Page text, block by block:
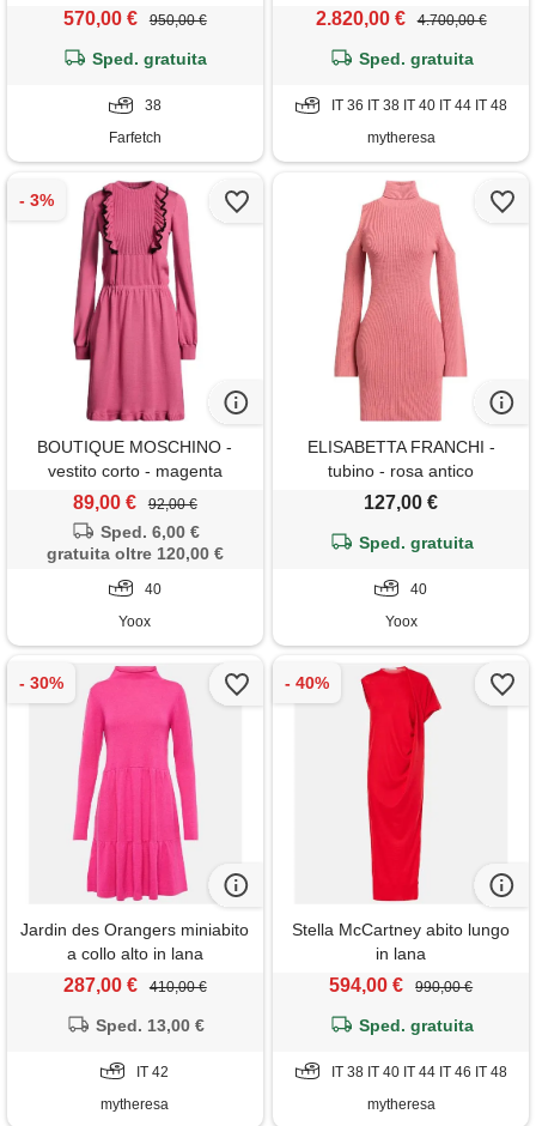
570,00 € 950,00 €
Sped. gratuita
38
Farfetch
2.820,00 € 4.700,00 €
Sped. gratuita
IT 36 IT 38 IT 40 IT 44 IT 48
mytheresa
BOUTIQUE MOSCHINO -
vestito corto - magenta
89,00 € 92,00 €
Sped. 6,00 €
gratuita oltre 120,00 €
40
Yoox
ELISABETTA FRANCHI -
tubino - rosa antico
127,00 €
Sped. gratuita
40
Yoox
Jardin des Orangers miniabito
a collo alto in lana
287,00 € 410,00 €
Sped. 13,00 €
IT 42
mytheresa
Stella McCartney abito lungo
in lana
594,00 € 990,00 €
Sped. gratuita
IT 38 IT 40 IT 44 IT 46 IT 48
mytheresa